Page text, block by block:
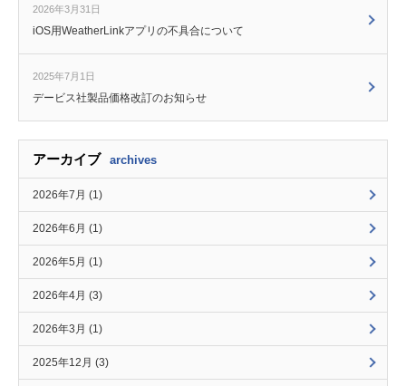
2026年3月31日
iOS用WeatherLinkアプリの不具合について
2025年7月1日
デービス社製品価格改訂のお知らせ
アーカイブ archives
2026年7月 (1)
2026年6月 (1)
2026年5月 (1)
2026年4月 (3)
2026年3月 (1)
2025年12月 (3)